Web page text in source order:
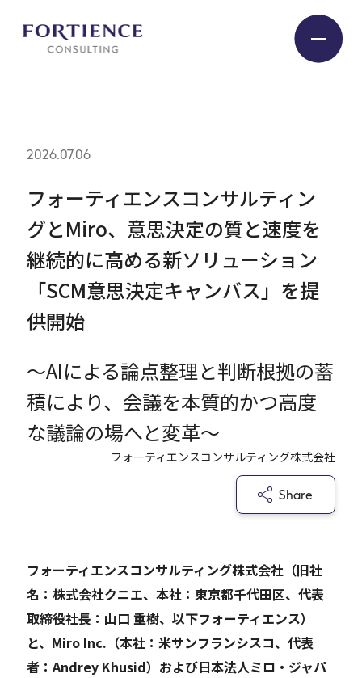
Service
Insight
Expert
Careers
EN
JP
フォーティエンスコンサルティン
グとMiro、意思決定の質と速度を
継続的に高める新ソリューション
「SCM意思決定キャンバス」を提
供開始
～AIによる論点整理と判断根拠の蓄
積により、会議を本質的かつ高度
な議論の場へと変革～
2026.07.06
フォーティエンスコンサルティング株式会社
Share
フォーティエンスコンサルティング株式会社（旧社
名：株式会社クニエ、本社：東京都千代田区、代表
取締役社長：山口 重樹、以下フォーティエンス）
と、Miro Inc.（本社：米サンフランシスコ、代表
者：Andrey Khusid）および日本法人ミロ・ジャパ